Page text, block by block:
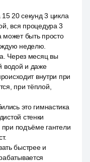
20 секунд 3 цикла
вся процедура 3
быть просто
неделю.
Через месяц вы
водой и даже
внутри при
при тёплой,
это гимнастика
стенки
при подъёме гантели
быстрее и